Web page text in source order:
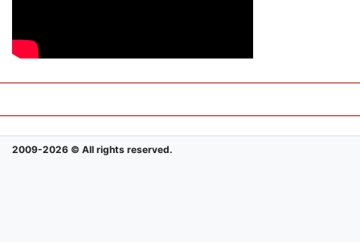
2009-2026 © All rights reserved.